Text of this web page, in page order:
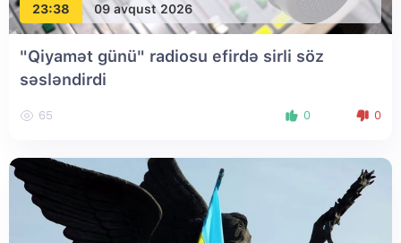
23:38 09 avqust 2026
"Qiyamət günü" radiosu efirdə sirli söz
səsləndirdi
65 0 0